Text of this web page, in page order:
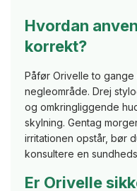
Hvordan
korrekt?
Påfør Orivelle to
negleområde. Drej
og omkringliggende
skylning. Gentag
irritationen opstår, bør
konsultere en
Er Orivelle